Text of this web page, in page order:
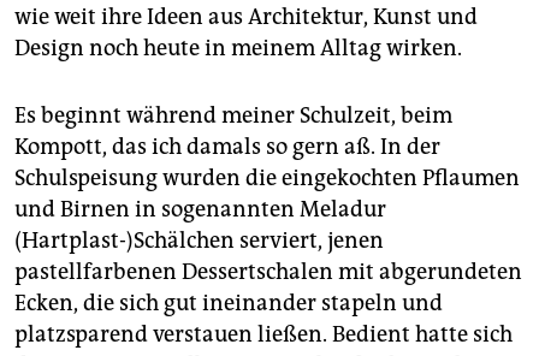
wie weit ihre Ideen aus Architektur, Kunst und
Design noch heute in meinem Alltag wirken.
Es beginnt während meiner Schulzeit, beim
Kompott, das ich damals so gern aß. In der
Schulspeisung wurden die eingekochten Pflaumen
und Birnen in sogenannten Meladur
(Hartplast-)Schälchen serviert, jenen
pastellfarbenen Dessertschalen mit abgerundeten
Ecken, die sich gut ineinander stapeln und
platzsparend verstauen ließen. Bedient hatte sich